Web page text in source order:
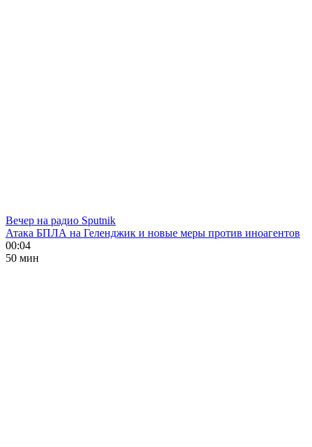
Вечер на радио Sputnik
Атака БПЛА на Геленджик и новые меры против иноагентов
00:04
50 мин